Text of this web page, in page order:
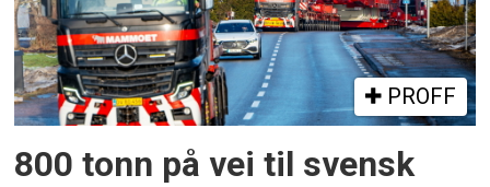
PROFF
800 tonn på vei til svensk